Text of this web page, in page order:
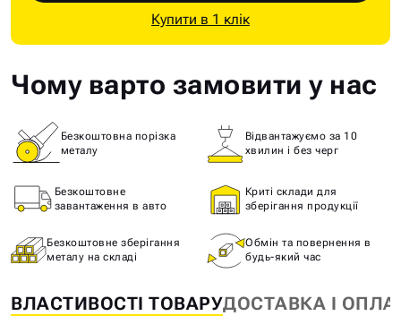
Купити в 1 клік
Чому варто замовити у нас
Безкоштовна порізка
металу
Відвантажуємо за 10
хвилин і без черг
Безкоштовне
завантаження в авто
Криті склади для
зберігання продукції
Безкоштовне зберігання
металу на складі
Обмін та повернення в
будь-який час
ВЛАСТИВОСТІ ТОВАРУДОСТАВКА І